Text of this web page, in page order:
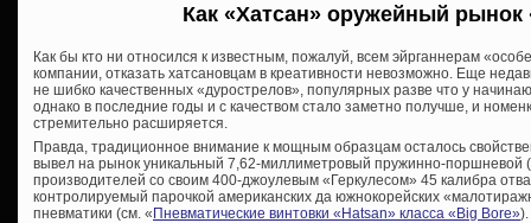
Как «Хатсан» оружейный рынок
Как бы кто ни относился к известным, пожалуй, всем эйрганнерам
компании, отказать хатсановцам в креативности невозможно. Еще
не шибко качественных «дурострелов», популярных разве что у
однако в последние годы и с качеством стало заметно получше, и
стремительно расширяется.
Правда, традиционное внимание к мощным образцам осталось
вывел на рынок уникальный 7,62-миллиметровый пружинно-поршневой
производителей со своим 400-джоулевым «Геркулесом» 45 калибра
контролируемый парочкой американских да южнокорейских
пневматики (см. «Пневматические винтовки «Hatsan» класса «Big Bore»).